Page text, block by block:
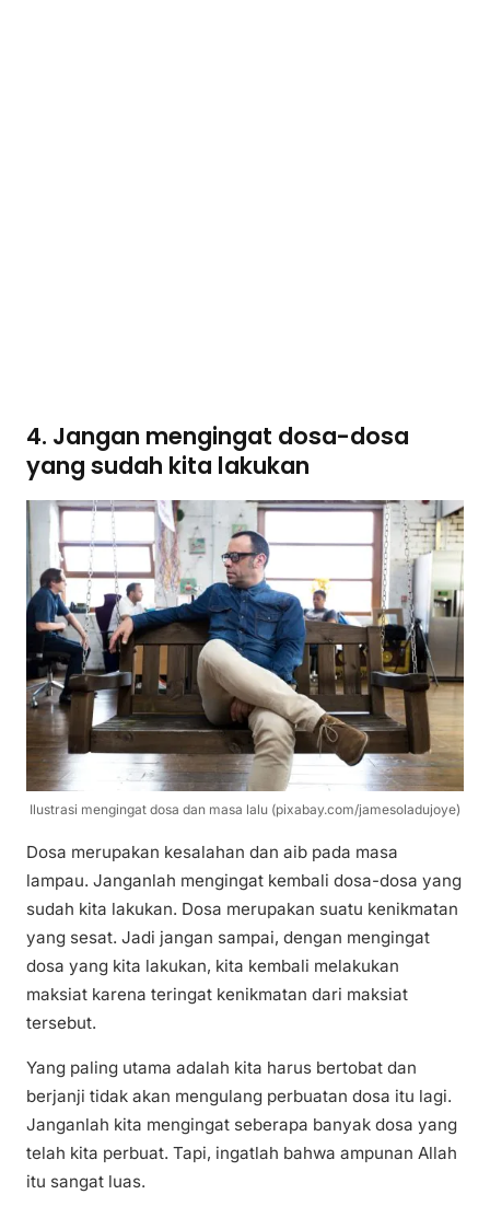
4. Jangan mengingat dosa-dosa
yang sudah kita lakukan
Ilustrasi mengingat dosa dan masa lalu (pixabay.com/jamesoladujoye)
Dosa merupakan kesalahan dan aib pada masa
lampau. Janganlah mengingat kembali dosa-dosa yang
sudah kita lakukan. Dosa merupakan suatu kenikmatan
yang sesat. Jadi jangan sampai, dengan mengingat
dosa yang kita lakukan, kita kembali melakukan
maksiat karena teringat kenikmatan dari maksiat
tersebut.
Yang paling utama adalah kita harus bertobat dan
berjanji tidak akan mengulang perbuatan dosa itu lagi.
Janganlah kita mengingat seberapa banyak dosa yang
telah kita perbuat. Tapi, ingatlah bahwa ampunan Allah
itu sangat luas.